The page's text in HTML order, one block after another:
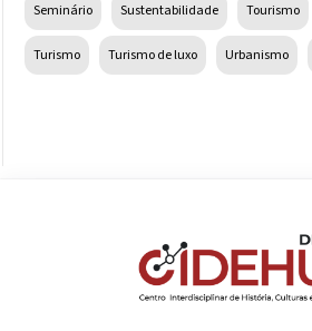
Seminário Sustentabilidade Tourismo
Turismo Turismo de luxo Urbanismo